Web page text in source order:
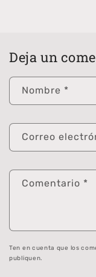
Deja un
Nombre *
Correo
Comentario *
Ten en cuenta que los
publiquen.